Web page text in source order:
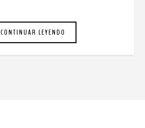
CONTINUAR LEYENDO